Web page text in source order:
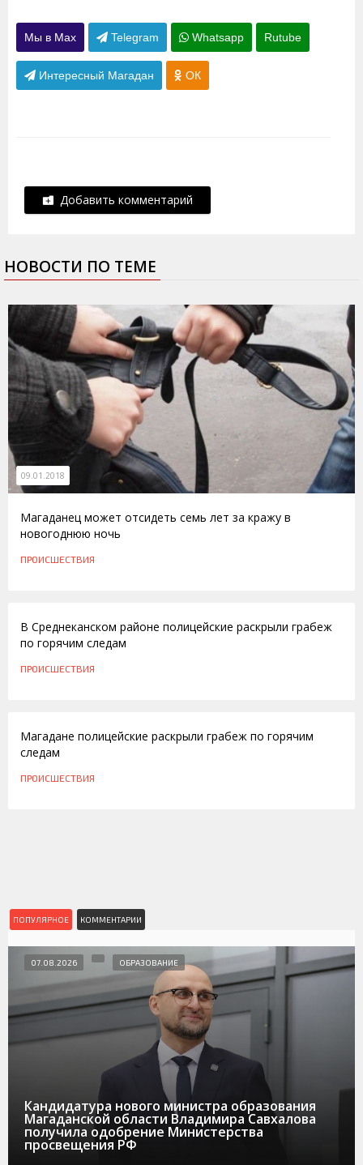
Мы в Max Telegram Whatsapp Rutube
Интересный Магадан ОК
Добавить комментарий
НОВОСТИ ПО ТЕМЕ
09.01.2018
Магаданец может отсидеть семь лет за кражу в
новогоднюю ночь
ПРОИСШЕСТВИЯ
В Среднеканском районе полицейские раскрыли грабеж
по горячим следам
ПРОИСШЕСТВИЯ
Магадане полицейские раскрыли грабеж по горячим
следам
ПРОИСШЕСТВИЯ
ПОПУЛЯРНОЕ КОММЕНТАРИИ
Кандидатура нового министра образования
Магаданской области Владимира Савхалова
получила одобрение Министерства
просвещения РФ
07.08.2026 ОБРАЗОВАНИЕ